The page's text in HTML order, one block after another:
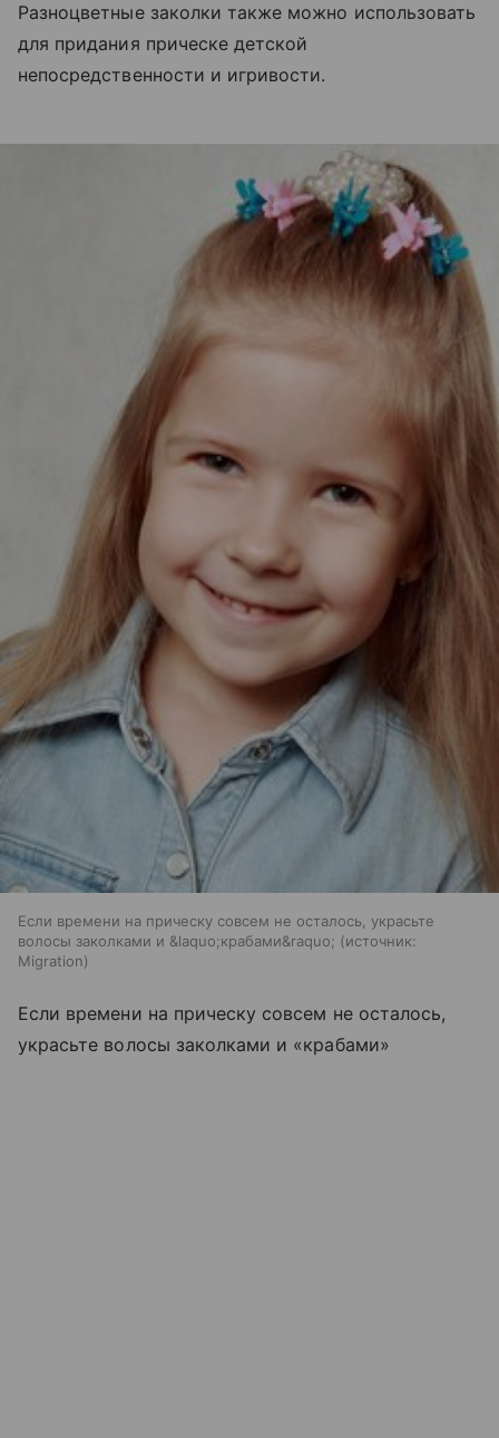
Разноцветные заколки также можно использовать
для придания прическе детской
непосредственности и игривости.
Если времени на прическу совсем не осталось, украсьте
волосы заколками и &laquo;крабами&raquo;
источник:
Migration
Если времени на прическу совсем не осталось,
украсьте волосы заколками и «крабами»